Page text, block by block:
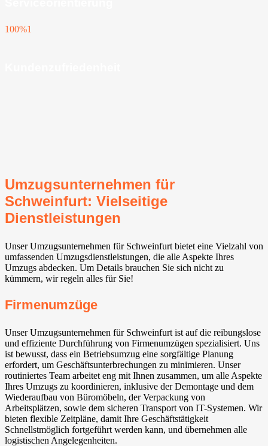
100%1
Umzugsunternehmen für
Schweinfurt: Vielseitige
Dienstleistungen
Unser Umzugsunternehmen für Schweinfurt bietet eine Vielzahl von
umfassenden Umzugsdienstleistungen, die alle Aspekte Ihres
Umzugs abdecken. Um Details brauchen Sie sich nicht zu
kümmern, wir regeln alles für Sie!
Firmenumzüge
Unser Umzugsunternehmen für Schweinfurt ist auf die reibungslose
und effiziente Durchführung von Firmenumzügen spezialisiert. Uns
ist bewusst, dass ein Betriebsumzug eine sorgfältige Planung
erfordert, um Geschäftsunterbrechungen zu minimieren. Unser
routiniertes Team arbeitet eng mit Ihnen zusammen, um alle Aspekte
Ihres Umzugs zu koordinieren, inklusive der Demontage und dem
Wiederaufbau von Büromöbeln, der Verpackung von
Arbeitsplätzen, sowie dem sicheren Transport von IT-Systemen. Wir
bieten flexible Zeitpläne, damit Ihre Geschäftstätigkeit
Schnellstmöglich fortgeführt werden kann, und übernehmen alle
logistischen Angelegenheiten.